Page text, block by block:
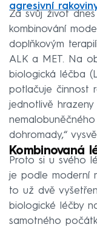
agresivní
Za svůj život
kombinování
doplňkovým
ALK a MET. Na
biologická léčba
potlačuje činnost
jednotlivě
dohromady,“
Kombinovaná
Proto si u svého
je podle moderní
to už dvě
biologické léčby
samotného